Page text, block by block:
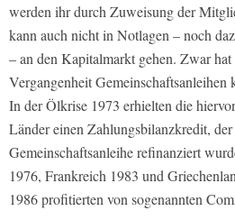
werden ihr durch Zuweisung der
kann auch nicht in Notlagen – noch
– an den Kapitalmarkt gehen. Zwar hat
Vergangenheit Gemeinschaftsanleihen
In der Ölkrise 1973 erhielten die
Länder einen Zahlungsbilanzkredit,
Gemeinschaftsanleihe refinanziert
1976, Frankreich 1983 und
1986 profitierten von sogenannten